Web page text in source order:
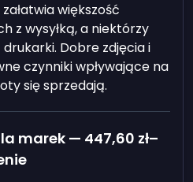
większość
z wysyłką, a niektórzy
Dobre zdjęcia i
czynniki wpływające na
się sprzedają.
marek — 447,60 zł–